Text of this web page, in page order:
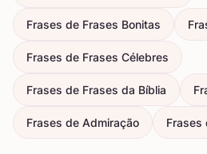
Frases de Frases Bonitas
Frases de Frases Célebres
Frases de Frases da Bíblia
Frases de Admiração Frases